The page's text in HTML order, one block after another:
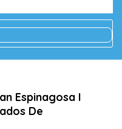
Espinagosa I
De